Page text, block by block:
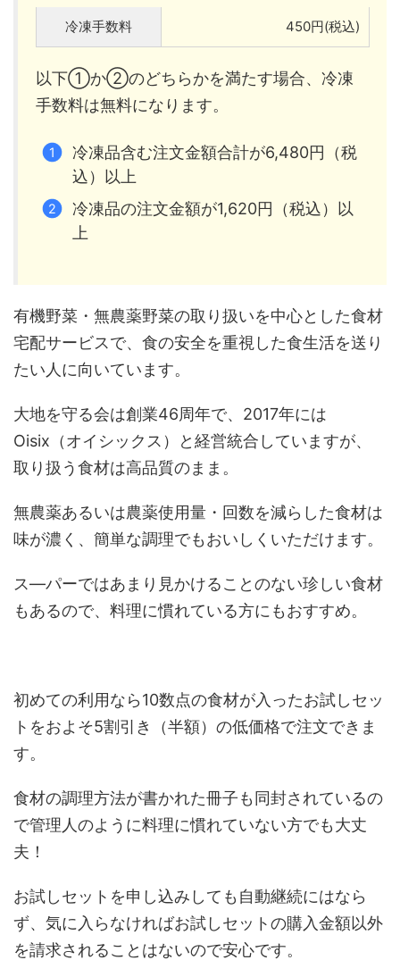
冷凍手数料 450円(税込)
以下①か②のどちらかを満たす場合、冷凍
手数料は無料になります。
冷凍品含む注文金額合計が6,480円（税
込）以上
冷凍品の注文金額が1,620円（税込）以
上
有機野菜・無農薬野菜の取り扱いを中心とした食材
宅配サービスで、食の安全を重視した食生活を送り
たい人に向いています。
大地を守る会は創業46周年で、2017年には
Oisix（オイシックス）と経営統合していますが、
取り扱う食材は高品質のまま。
無農薬あるいは農薬使用量・回数を減らした食材は
味が濃く、簡単な調理でもおいしくいただけます。
ス―パーではあまり見かけることのない珍しい食材
もあるので、料理に慣れている方にもおすすめ。
初めての利用なら10数点の食材が入ったお試しセッ
トをおよそ5割引き（半額）の低価格で注文できま
す。
食材の調理方法が書かれた冊子も同封されているの
で管理人のように料理に慣れていない方でも大丈
夫！
お試しセットを申し込みしても自動継続にはなら
ず、気に入らなければお試しセットの購入金額以外
を請求されることはないので安心です。